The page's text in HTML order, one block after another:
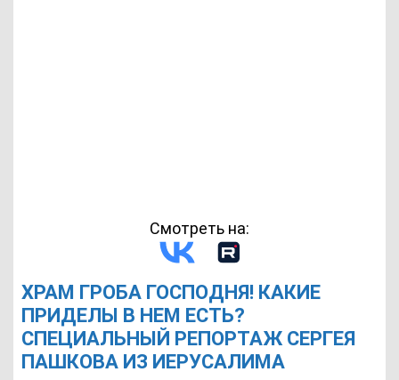
Смотреть на:
ХРАМ ГРОБА ГОСПОДНЯ! КАКИЕ
ПРИДЕЛЫ В НЕМ ЕСТЬ?
СПЕЦИАЛЬНЫЙ РЕПОРТАЖ СЕРГЕЯ
ПАШКОВА ИЗ ИЕРУСАЛИМА